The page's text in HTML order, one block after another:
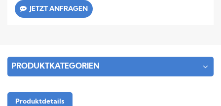
JETZT ANFRAGEN
PRODUKTKATEGORIEN
Produktdetails